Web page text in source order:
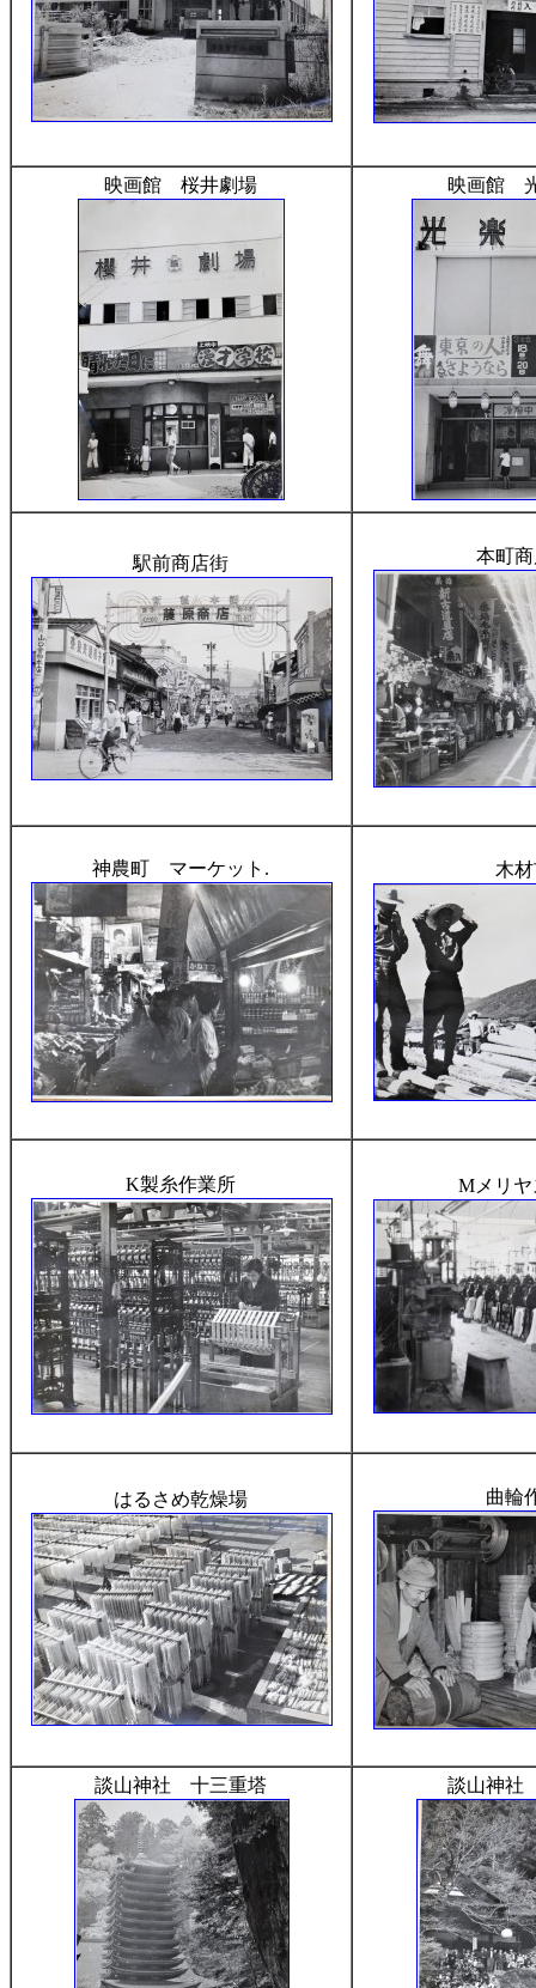
映画館 桜井劇場 映画館
駅前商店街 本町
神農町 マーケット. 木
K製糸作業所 Mメリ
はるさめ乾燥場 曲輪
談山神社 十三重塔 談山神